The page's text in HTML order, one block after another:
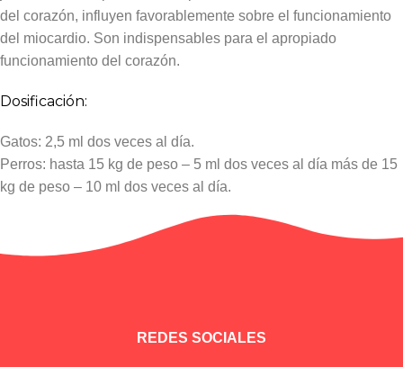
del corazón, influyen favorablemente sobre el funcionamiento
del miocardio. Son indispensables para el apropiado
funcionamiento del corazón.
Dosificación:
Gatos: 2,5 ml dos veces al día.
Perros: hasta 15 kg de peso – 5 ml dos veces al día más de 15
kg de peso – 10 ml dos veces al día.
REDES SOCIALES